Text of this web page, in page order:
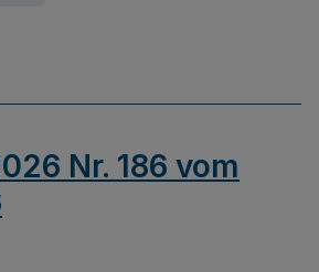
Nr. 186 vom